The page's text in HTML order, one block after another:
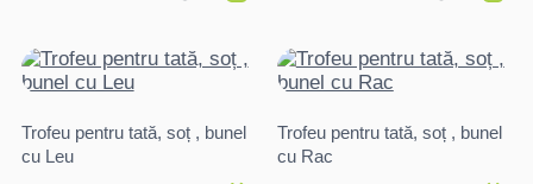
Trofeu pentru tată, soț , bunel
cu Leu
Trofeu pentru tată, soț , bunel
cu Rac